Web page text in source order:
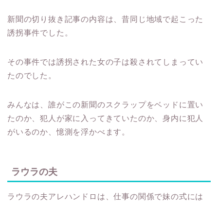
新聞の切り抜き記事の内容は、昔同じ地域で起こった
誘拐事件でした。
その事件では誘拐された女の子は殺されてしまってい
たのでした。
みんなは、誰がこの新聞のスクラップをベッドに置い
たのか、犯人が家に入ってきていたのか、身内に犯人
がいるのか、憶測を浮かべます。
ラウラの夫
ラウラの夫アレハンドロは、仕事の関係で妹の式には